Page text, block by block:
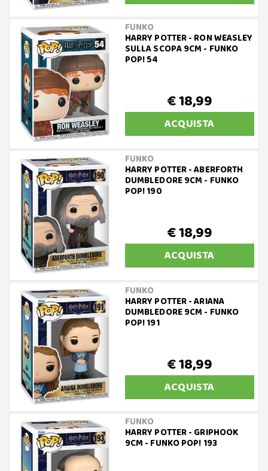
FUNKO
HARRY POTTER - RON WEASLEY
SULLA SCOPA 9CM - FUNKO
POP! 54
€ 18,99
ACQUISTA
FUNKO
HARRY POTTER - ABERFORTH
DUMBLEDORE 9CM - FUNKO
POP! 190
€ 18,99
ACQUISTA
FUNKO
HARRY POTTER - ARIANA
DUMBLEDORE 9CM - FUNKO
POP! 191
€ 18,99
ACQUISTA
FUNKO
HARRY POTTER - GRIPHOOK
9CM - FUNKO POP! 193